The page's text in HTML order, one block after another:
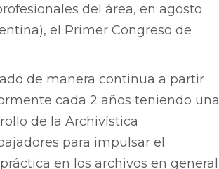
del área, en agosto
el Primer Congreso de
de manera continua a partir
cada 2 años teniendo una
de la Archivística
para impulsar el
en los archivos en general